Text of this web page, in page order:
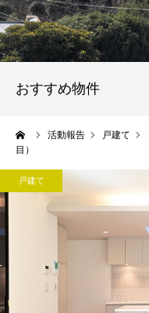
おすすめ物件
活動報告 戸建て
目） ご成
戸建て
会社概要